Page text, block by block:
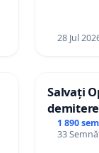
28 Jul
Salvați
1 890
33